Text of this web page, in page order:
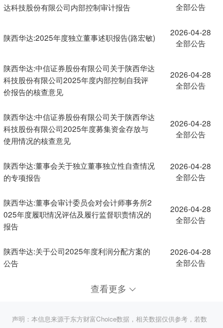
达科技股份有限公司内部控制审计报告
全部公告
陕西华达:2025年度独立董事述职报告(路宏敏)
2026-04-28
全部公告
陕西华达:中信证券股份有限公司关于陕西华达
科技股份有限公司2025年度内部控制自我评
价报告的核查意见
2026-04-28
全部公告
陕西华达:中信证券股份有限公司关于陕西华达
科技股份有限公司2025年度募集资金存放与
使用情况的核查意见
2026-04-28
全部公告
陕西华达:董事会关于独立董事独立性自查情况
的专项报告
2026-04-28
全部公告
陕西华达:董事会审计委员会对会计师事务所2
025年度履职情况评估及履行监督职责情况的
报告
2026-04-28
全部公告
陕西华达:关于公司2025年度利润分配方案的
公告
2026-04-28
全部公告
查看更多
声明：本信息来源于东方财富Choice数据，相关数据仅供参考，若数